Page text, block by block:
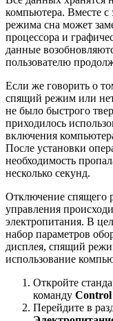
компьютера. Вместе с
режима сна может
процессора и
данные
пользователю
Если же говорить о
спящий режим или
не было быстрого
приходилось
включения
После установки
необходимость
несколько секунд.
Отключение спящего
управления
электропитания. В
набор параметров
дисплея, спящий
использование
Откройте
команду Control
Перейдите в